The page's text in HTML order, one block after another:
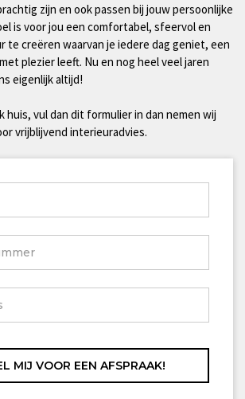
zijn en ook passen bij jouw persoonlijke
is voor jou een comfortabel, sfeervol en
te creëren waarvan je iedere dag geniet, een
plezier leeft. Nu en nog heel veel jaren
eigenlijk altijd!
huis, vul dan dit formulier in dan nemen wij
vrijblijvend interieuradvies.